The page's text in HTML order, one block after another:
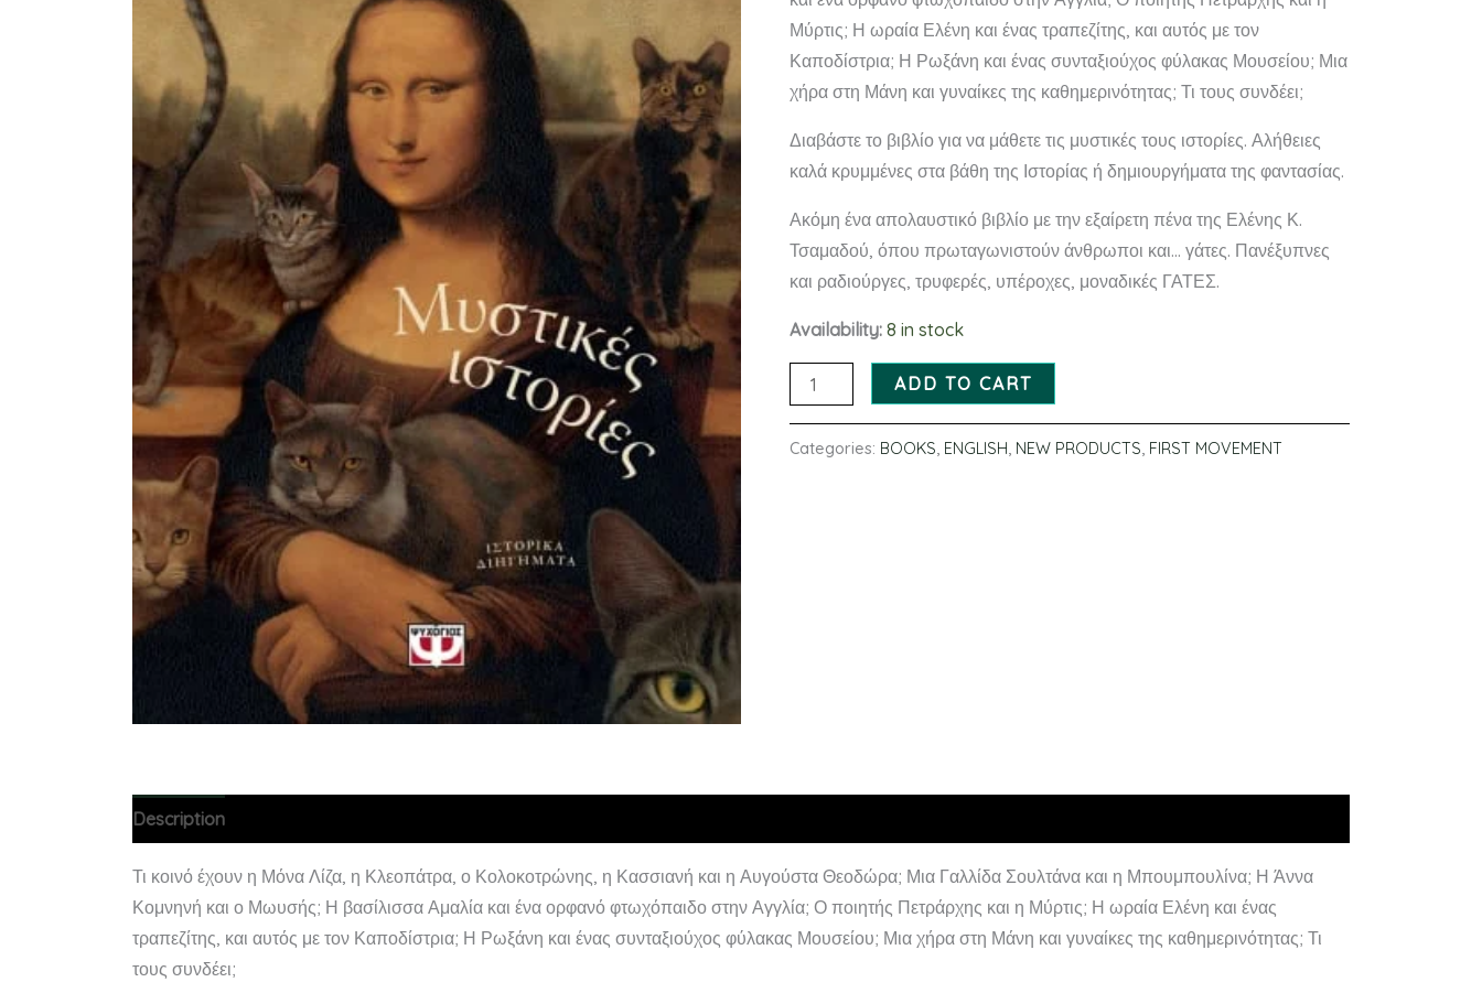
Μύρτις; Η ωραία Ελένη και ένας τραπεζίτης, και αυτός με τον
Καποδίστρια; Η Ρωξάνη και ένας συνταξιούχος φύλακας Μουσείου; Μια
χήρα στη Μάνη και γυναίκες της καθημερινότητας; Τι τους συνδέει;
Διαβάστε το βιβλίο για να μάθετε τις μυστικές τους ιστορίες. Αλήθειες
καλά κρυμμένες στα βάθη της Ιστορίας ή δημιουργήματα της φαντασίας.
Ακόμη ένα απολαυστικό βιβλίο με την εξαίρετη πένα της Ελένης Κ.
Τσαμαδού, όπου πρωταγωνιστούν άνθρωποι και… γάτες. Πανέξυπνες
και ραδιούργες, τρυφερές, υπέροχες, μοναδικές ΓΑΤΕΣ.
Availability: 8 in stock
ADD TO CART
Categories: BOOKS ENGLISH NEW PRODUCTS FIRST MOVEMENT
Description
Τι κοινό έχουν η Μόνα Λίζα, η Κλεοπάτρα, ο Κολοκοτρώνης, η Κασσιανή και η Αυγούστα Θεοδώρα; Μια Γαλλίδα Σουλτάνα και η Μπουμπουλίνα; Η Άννα
Κομνηνή και ο Μωυσής; Η βασίλισσα Αμαλία και ένα ορφανό φτωχόπαιδο στην Αγγλία; Ο ποιητής Πετράρχης και η Μύρτις; Η ωραία Ελένη και ένας
τραπεζίτης, και αυτός με τον Καποδίστρια; Η Ρωξάνη και ένας συνταξιούχος φύλακας Μουσείου; Μια χήρα στη Μάνη και γυναίκες της καθημερινότητας; Τι
τους συνδέει;